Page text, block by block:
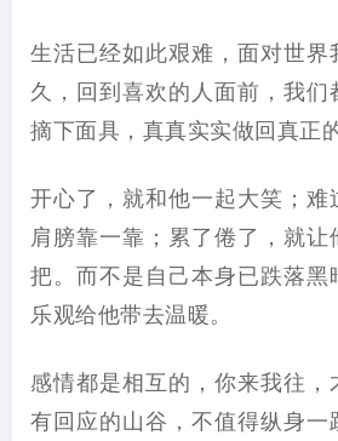
生活已经如此艰难，面对世界
久，回到喜欢的人面前，我们
摘下面具，真真实实做回真正的
开心了，就和他一起大笑；难
肩膀靠一靠；累了倦了，就
把。而不是自己本身已跌落黑
乐观给他带去温暖。
感情都是相互的，你来我往
有回应的山谷，不值得纵身